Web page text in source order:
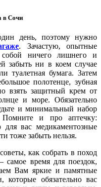
в Сочи
день, поэтому нужно
. Зачастую, опытные
ничего лишнего и
забыть ни в коем случае
туалетная бумага. Затем
полотенце, зубная
взять защитный крем от
и море. Обязательно
и минимальный набор
и про аптечку:
вас медикаментозные
тоже забыть нельзя.
как собрать в поход
самое время для поездок,
Вам яркие и памятные
обязательно вас